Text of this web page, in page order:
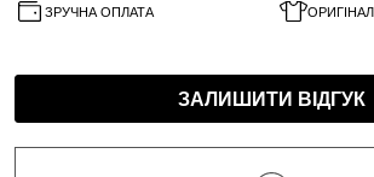
ЗРУЧНА ОПЛАТА
ЗАЛИШИТИ ВІДГУК